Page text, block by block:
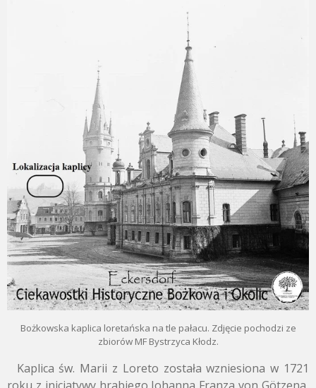
Bożkowska kaplica loretańska na tle pałacu. Zdjęcie pochodzi ze
zbiorów MF Bystrzyca Kłodz.
Kaplica św. Marii z Loreto została wzniesiona w 1721